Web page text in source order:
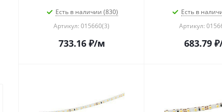
Есть в наличии (830)
Артикул: 015660(3)
733.16₽/м
Есть в
Артикул:
683.79₽